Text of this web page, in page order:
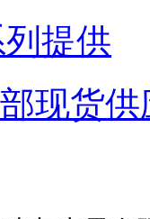
提供
现货